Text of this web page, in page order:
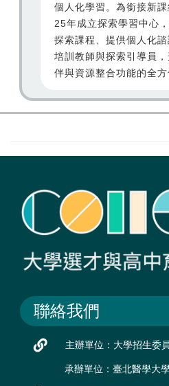
個人化學習。為銜接新
25年成立探索學習中心
探索課程、提供個人化諮
培訓教師與探索引導員
伴與資源整合功能的全方
聯絡我們
主辦單位：大學招生委
承辦單位：臺北醫學大